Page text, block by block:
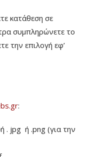
κατάθεση σε
συμπληρώνετε το
την επιλογή εφ’
:
. jpg ή .png (για την